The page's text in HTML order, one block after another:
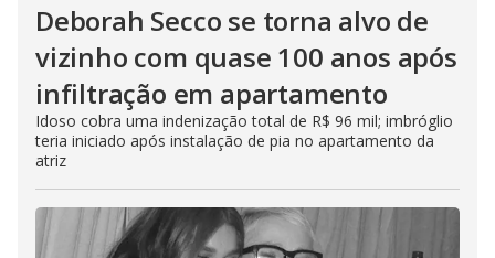
Deborah Secco se torna alvo de
vizinho com quase 100 anos após
infiltração em apartamento
Idoso cobra uma indenização total de R$ 96 mil; imbróglio
teria iniciado após instalação de pia no apartamento da
atriz